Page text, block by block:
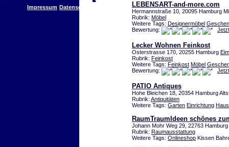
Impressum Datenschutz LEBENSART-and-more.com
Hermannstraße 10, 20095 Hamburg
Rubrik: Möbel
Weitere Tags: Designermöbel
Bewertung:
Lecker Wohnen Feinkost
Osterstrasse 170, 20255 Hamburg
Rubrik: Feinkost
Weitere Tags: Feinkost Möbel
Bewertung:
PATIO Antiques
Hohe Bleichen 18, 20354 Hamburg
Rubrik: Antiquitäten
Weitere Tags: Garten Einrichtung Haus
RaumTraumIdeen schönes
Johann Mohr Weg 29, 22763
Rubrik: Raumausstattung
Weitere Tags: Onlineshop Kissen